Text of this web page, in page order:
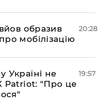
образив
мобілізацію
20:28
Україні не
Patriot: "Про це
19:57